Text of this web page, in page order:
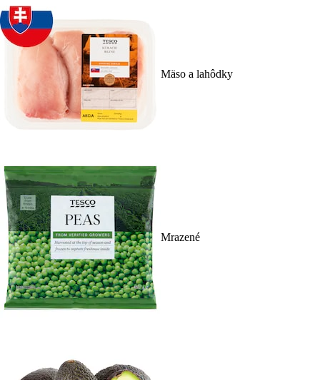
Mäso a lahôdky
Mrazené